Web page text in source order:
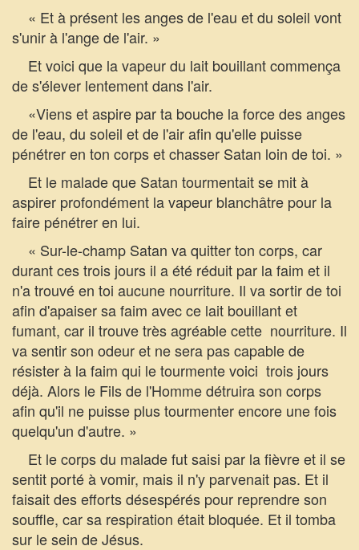
« Et à présent les anges de l'eau et du soleil vont
s'unir à l'ange de l'air. »
Et voici que la vapeur du lait bouillant commença
de s'élever lentement dans l'air.
«Viens et aspire par ta bouche la force des anges
de l'eau, du soleil et de l'air afin qu'elle puisse
pénétrer en ton corps et chasser Satan loin de toi. »
Et le malade que Satan tourmentait se mit à
aspirer profondément la vapeur blanchâtre pour la
faire pénétrer en lui.
« Sur-le-champ Satan va quitter ton corps, car
durant ces trois jours il a été réduit par la faim et il
n'a trouvé en toi aucune nourriture. Il va sortir de toi
afin d'apaiser sa faim avec ce lait bouillant et
fumant, car il trouve très agréable cette nourriture. Il
va sentir son odeur et ne sera pas capable de
résister à la faim qui le tourmente voici trois jours
déjà. Alors le Fils de l'Homme détruira son corps
afin qu'il ne puisse plus tourmenter encore une fois
quelqu'un d'autre. »
Et le corps du malade fut saisi par la fièvre et il se
sentit porté à vomir, mais il n'y parvenait pas. Et il
faisait des efforts désespérés pour reprendre son
souffle, car sa respiration était bloquée. Et il tomba
sur le sein de Jésus.